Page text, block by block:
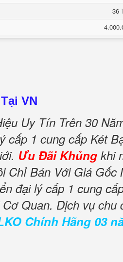
36
VN
Uy Tín Trên 30
cấp 1 cung cấp Két
Ưu Đãi Khủng khi
Chỉ Bán Với Giá Gốc
đại lý cấp 1 cung
Quan. Dịch vụ chu
Chính Hãng 03